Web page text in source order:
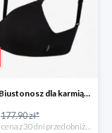
Noppies Biustonosz dla karmiących -21%
177.90 zł*
*najniższa cena z 30 dni przed obniżką